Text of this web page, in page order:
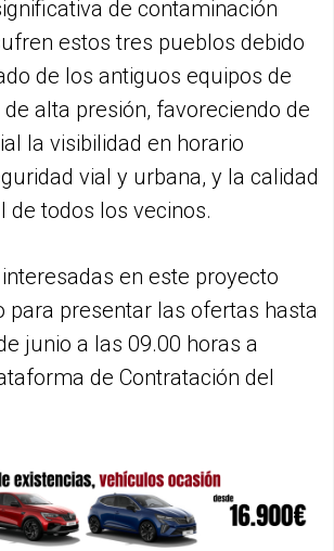
de contaminación
estos tres pueblos debido
de los antiguos equipos de
alta presión, favoreciendo de
la visibilidad en horario
vial y urbana, y la calidad
de todos los vecinos.
en este proyecto
para presentar las ofertas hasta
junio a las 09.00 horas a
de Contratación del